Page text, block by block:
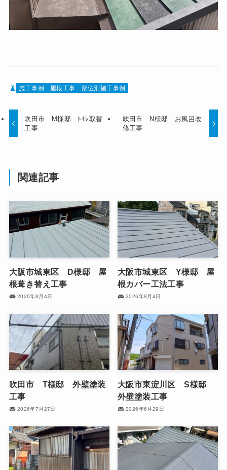
施工事例 屋根工事 部位別施工事例
吹田市 M様邸 ﾄｲﾚ取替
工事
吹田市 N様邸 お風呂改
修工事
関連記事
大阪市城東区 D様邸 屋
根葺き替え工事
2026年8月4日
大阪市城東区 Y様邸 屋
根カバー工法工事
2026年8月4日
吹田市 T様邸 外壁塗装
工事
2026年7月27日
大阪市東淀川区 S様邸
外壁塗装工事
2026年6月29日